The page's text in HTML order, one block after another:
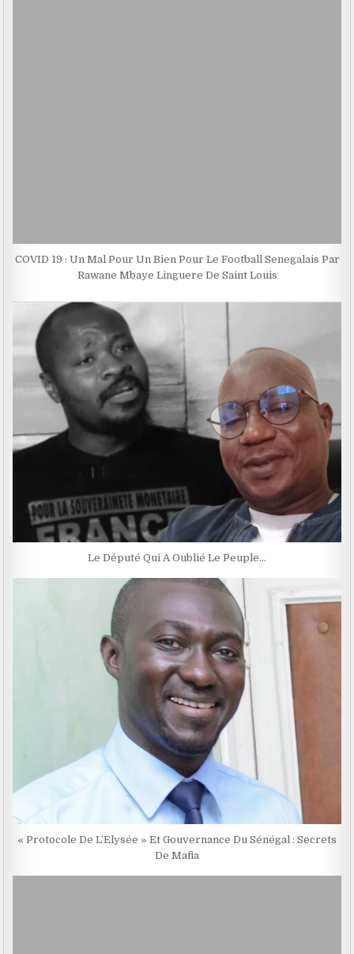
COVID 19 : Un Mal Pour Un Bien Pour Le Football Senegalais Par
Rawane Mbaye Linguere De Saint Louis
Le Député Qui A Oublié Le Peuple…
« Protocole De L’Elysée » Et Gouvernance Du Sénégal : Secrets
De Mafia